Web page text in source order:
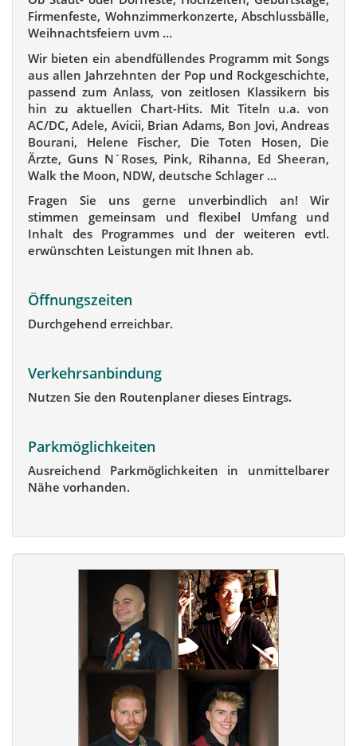
Firmenfeste, Wohnzimmerkonzerte, Abschlussbälle,
Weihnachtsfeiern uvm …
Wir bieten ein abendfüllendes Programm mit Songs
aus allen Jahrzehnten der Pop und Rockgeschichte,
passend zum Anlass, von zeitlosen Klassikern bis
hin zu aktuellen Chart-Hits. Mit Titeln u.a. von
AC/DC, Adele, Avicii, Brian Adams, Bon Jovi, Andreas
Bourani, Helene Fischer, Die Toten Hosen, Die
Ärzte, Guns N´Roses, Pink, Rihanna, Ed Sheeran,
Walk the Moon, NDW, deutsche Schlager …
Fragen Sie uns gerne unverbindlich an! Wir
stimmen gemeinsam und flexibel Umfang und
Inhalt des Programmes und der weiteren evtl.
erwünschten Leistungen mit Ihnen ab.
Öffnungszeiten
Durchgehend erreichbar.
Verkehrsanbindung
Nutzen Sie den Routenplaner dieses Eintrags.
Parkmöglichkeiten
Ausreichend Parkmöglichkeiten in unmittelbarer
Nähe vorhanden.